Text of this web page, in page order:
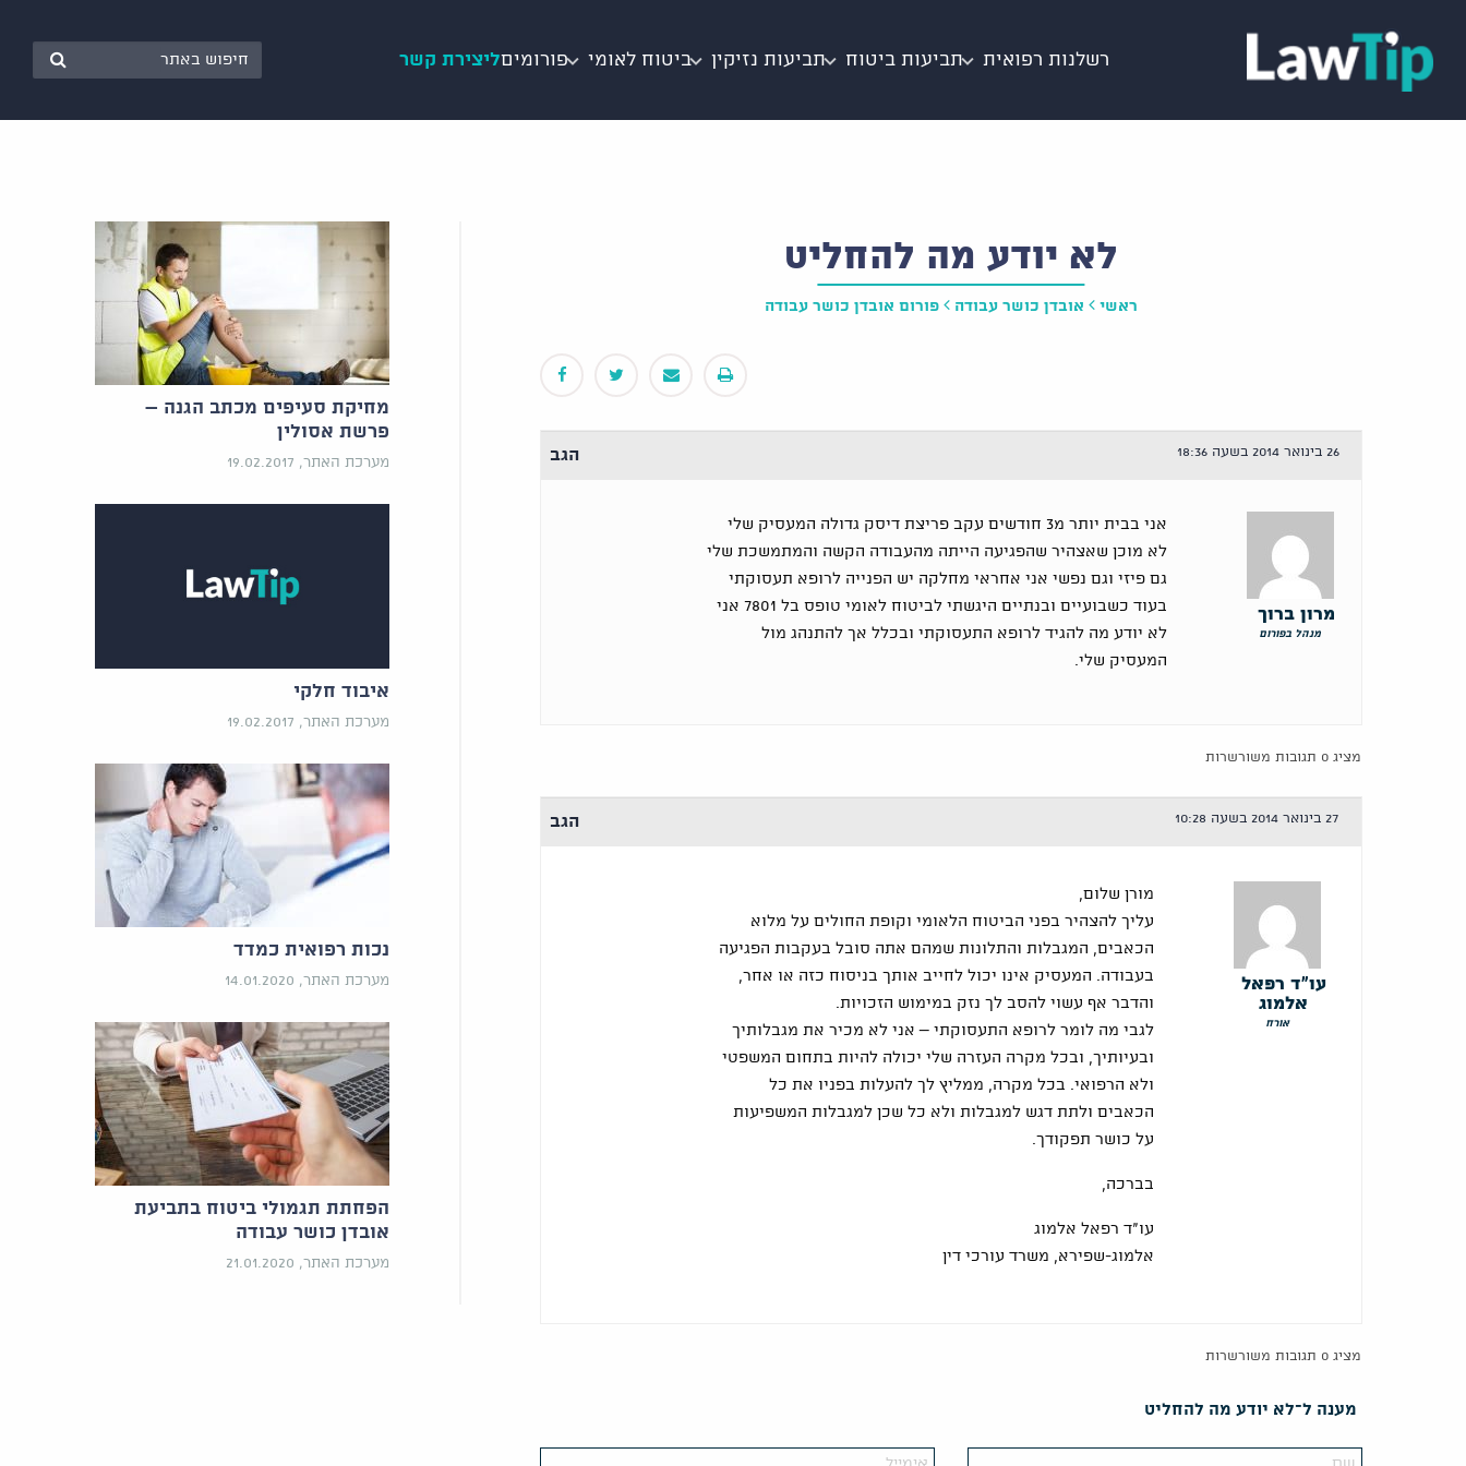
רשלנות רפואית תביעות ביטוח תביעות נזיקין ביטוח לאומי פורומיםליצירת קשר
לא יודע מה להחליט
ראשי אובדן כושר עבודה פורום אובדן כושר עבודה
26 בינואר 2014 בשעה 18:36 הגב
מרון ברוך
מנהל בפורום
אני בבית יותר מ3 חודשים עקב פריצת דיסק גדולה המעסיק שלי
לא מוכן שאצהיר שהפגיעה הייתה מהעבודה הקשה והמתמשכת שלי
גם פיזי וגם נפשי אני אחראי מחלקה יש הפנייה לרופא תעסוקתי
בעוד כשבועיים ובנתיים היגשתי לביטוח לאומי טופס בל 7801 אני
לא יודע מה להגיד לרופא התעסוקתי ובכלל אך להתנהג מול
המעסיק שלי.
מציג 0 תגובות משורשרות
27 בינואר 2014 בשעה 10:28 הגב
עו"ד רפאל
אלמוג
אורח
מורן שלום,
עליך להצהיר בפני הביטוח הלאומי וקופת החולים על מלוא
הכאבים, המגבלות והתלונות שמהם אתה סובל בעקבות הפגיעה
בעבודה. המעסיק אינו יכול לחייב אותך בניסוח כזה או אחר,
והדבר אף עשוי להסב לך נזק במימוש הזכויות.
לגבי מה לומר לרופא התעסוקתי – אני לא מכיר את מגבלותיך
ובעיותיך, ובכל מקרה העזרה שלי יכולה להיות בתחום המשפטי
ולא הרפואי. בכל מקרה, ממליץ לך להעלות בפניו את כל
הכאבים ולתת דגש למגבלות ולא כל שכן למגבלות המשפיעות
על כושר תפקודך.
בברכה,
עו"ד רפאל אלמוג
אלמוג-שפירא, משרד עורכי דין
מציג 0 תגובות משורשרות
מענה ל־לא יודע מה להחליט
מחיקת סעיפים מכתב הגנה –
פרשת אסולין
מערכת האתר, 19.02.2017
איבוד חלקי
מערכת האתר, 19.02.2017
נכות רפואית כמדד
מערכת האתר, 14.01.2020
הפחתת תגמולי ביטוח בתביעת
אובדן כושר עבודה
מערכת האתר, 21.01.2020